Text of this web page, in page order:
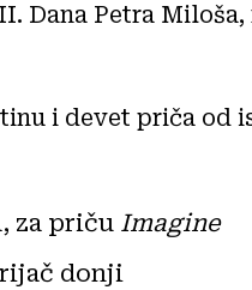
Dana Petra Miloša,
i devet priča od
za priču Imagine
donji